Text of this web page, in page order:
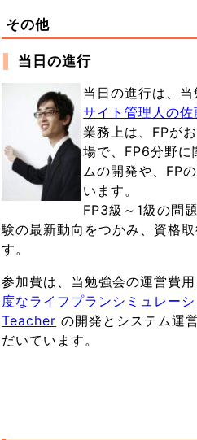
その他
当日の進行
当日の進行は、
サイト管理人の佐
業務上は、FPが
場で、FP6分野に
ムの開発や、FP
います。
FP3級～1級の問
験の最新動向をつかみ、資格
す。
参加費は、当勉強会の運営費
度なライフプランシミュレー
Teacher の開発とシステム運
だいています。